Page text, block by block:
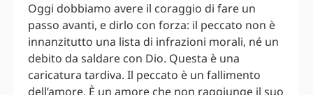
Oggi dobbiamo avere il coraggio di fare un
passo avanti, e dirlo con forza: il peccato non è
innanzitutto una lista di infrazioni morali, né un
debito da saldare con Dio. Questa è una
caricatura tardiva. Il peccato è un fallimento
dell’amore. È un amore che non raggiunge il suo